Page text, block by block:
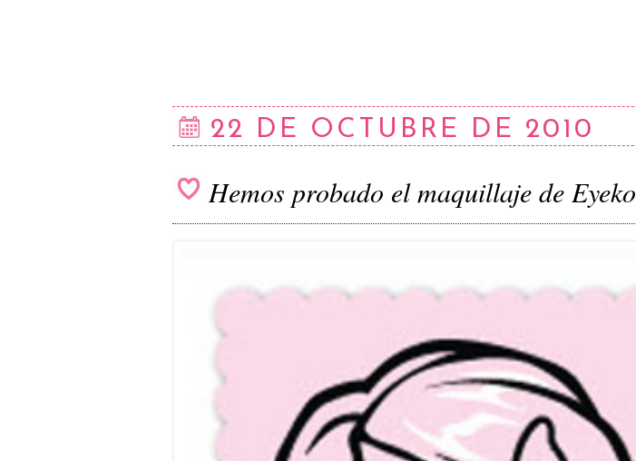
22 DE OCTUBRE DE 2010
Hemos probado el maquillaje de Eyeko